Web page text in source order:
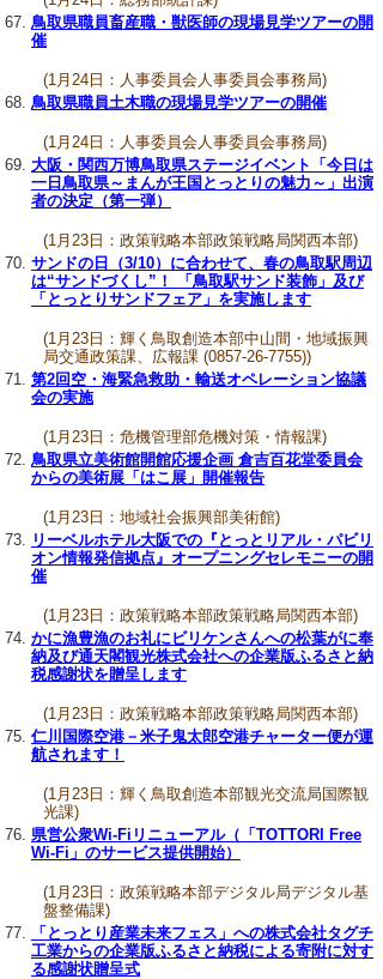
鳥取県職員畜産職・獣医師の現場見学ツアーの開
催
(1月24日：人事委員会人事委員会事務局)
鳥取県職員土木職の現場見学ツアーの開催
(1月24日：人事委員会人事委員会事務局)
大阪・関西万博鳥取県ステージイベント「今日は
一日鳥取県～まんが王国とっとりの魅力～」出演
者の決定（第一弾）
(1月23日：政策戦略本部政策戦略局関西本部)
サンドの日（3/10）に合わせて、春の鳥取駅周辺
は“サンドづくし”！ 「鳥取駅サンド装飾」及び
「とっとりサンドフェア」を実施します
(1月23日：輝く鳥取創造本部中山間・地域振興
局交通政策課、広報課 (0857-26-7755))
第2回空・海緊急救助・輸送オペレーション協議
会の実施
(1月23日：危機管理部危機対策・情報課)
鳥取県立美術館開館応援企画 倉吉百花堂委員会
からの美術展「はこ展」開催報告
(1月23日：地域社会振興部美術館)
リーベルホテル大阪での『とっとリアル・パビリ
オン情報発信拠点』オープニングセレモニーの開
催
(1月23日：政策戦略本部政策戦略局関西本部)
かに漁豊漁のお礼にビリケンさんへの松葉がに奉
納及び通天閣観光株式会社への企業版ふるさと納
税感謝状を贈呈します
(1月23日：政策戦略本部政策戦略局関西本部)
仁川国際空港－米子鬼太郎空港チャーター便が運
航されます！
(1月23日：輝く鳥取創造本部観光交流局国際観
光課)
県営公衆Wi-Fiリニューアル（「TOTTORI Free
Wi-Fi」のサービス提供開始）
(1月23日：政策戦略本部デジタル局デジタル基
盤整備課)
「とっとり産業未来フェス」への株式会社タグチ
工業からの企業版ふるさと納税による寄附に対す
る感謝状贈呈式